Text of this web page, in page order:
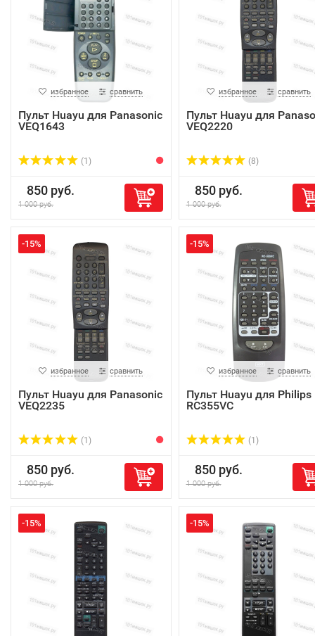
избранное сравнить
Пульт Huayu для Panasonic
VEQ1643
(1)
850 руб.
1 000 руб.
избранное сравнить
Пульт Huayu для
VEQ2220
(8)
850 руб.
1 000 руб.
-15%
избранное сравнить
Пульт Huayu для Panasonic
VEQ2235
(1)
850 руб.
1 000 руб.
-15%
избранное сравнить
Пульт Huayu для Philips
RC355VC
(1)
850 руб.
1 000 руб.
-15% -15%